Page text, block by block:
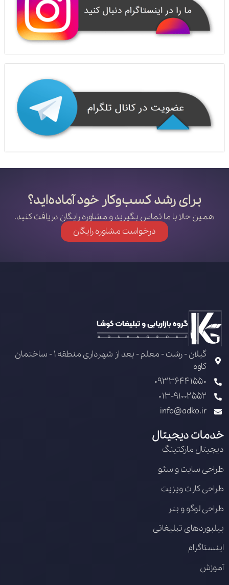
برای رشد کسب‌وکار خود آماده‌اید؟
همین حالا با ما تماس بگیرید و مشاوره رایگان دریافت کنید.
درخواست مشاوره رایگان
گیلان - رشت - معلم - بعد از شهرداری منطقه 1 - ساختمان
کاوه
09336441550
013-91002552
info@adko.ir
خدمات دیجیتال
دیجیتال مارکتینگ
طراحی سایت و سئو
طراحی کارت ویزیت
طراحی لوگو و بنر
بیلبوردهای تبلیغاتی
اینستاگرام
آموزش